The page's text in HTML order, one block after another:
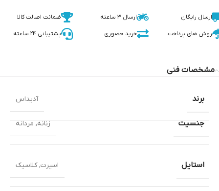
ارسال رایگان ارسال 3 ساعته ضمانت اصالت کالا
روش های پرداخت خرید حضوری پشتیبانی 24 ساعته
مشخصات فنی
جنسیت زنانه,مردانه
استایل اسپرت,کلاسیک
برند آدیداس